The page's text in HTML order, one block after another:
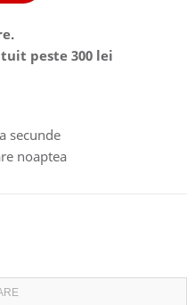
peste 300 lei
secunde
noaptea